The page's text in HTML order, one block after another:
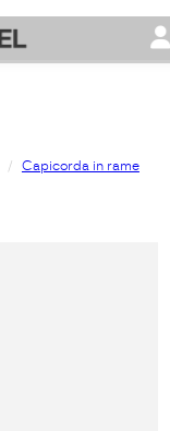
Capicorda in rame